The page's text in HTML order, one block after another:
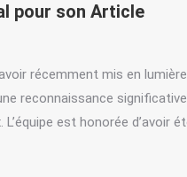
pour son Article
récemment mis en
reconnaissance
est honorée d’avoir